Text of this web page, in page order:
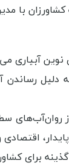
با
آبیاری
رساندن
برای